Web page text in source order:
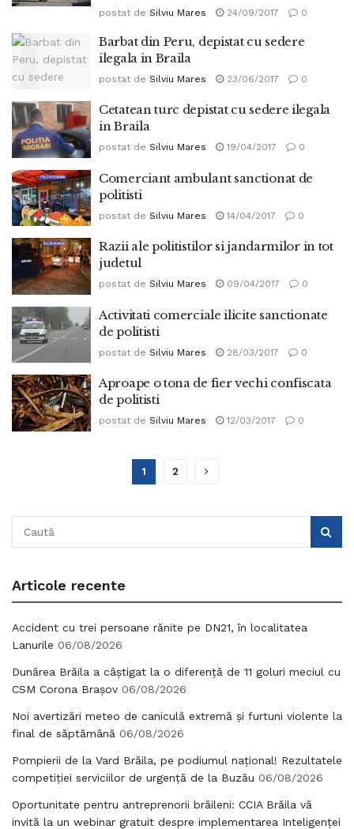
postat de Silviu Mares 24/09/2017 0
Barbat din Peru, depistat cu sedere
ilegala in Braila
postat de Silviu Mares 23/06/2017 0
Cetatean turc depistat cu sedere ilegala
in Braila
postat de Silviu Mares 19/04/2017 0
Comerciant ambulant sanctionat de
politisti
postat de Silviu Mares 14/04/2017 0
Razii ale politistilor si jandarmilor in tot
judetul
postat de Silviu Mares 09/04/2017 0
Activitati comerciale ilicite sanctionate
de politisti
postat de Silviu Mares 28/03/2017 0
Aproape o tona de fier vechi confiscata
de politisti
postat de Silviu Mares 12/03/2017 0
1 2
Articole recente
Accident cu trei persoane rănite pe DN21, în localitatea
Lanurile 06/08/2026
Dunărea Brăila a câștigat la o diferență de 11 goluri meciul cu
CSM Corona Brașov 06/08/2026
Noi avertizări meteo de caniculă extremă și furtuni violente la
final de săptămână 06/08/2026
Pompierii de la Vard Brăila, pe podiumul național! Rezultatele
competiției serviciilor de urgență de la Buzău 06/08/2026
Oportunitate pentru antreprenorii brăileni: CCIA Brăila vă
invită la un webinar gratuit despre implementarea Inteligenței